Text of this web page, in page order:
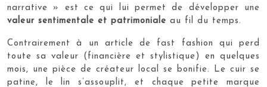
narrative » est ce qui lui permet de développer une
valeur sentimentale et patrimoniale au fil du temps.
Contrairement à un article de fast fashion qui perd
toute sa valeur (financière et stylistique) en quelques
mois, une pièce de créateur local se bonifie. Le cuir se
patine, le lin s’assouplit, et chaque petite marque